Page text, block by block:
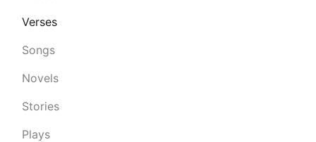
Verses
Songs
Novels
Stories
Plays